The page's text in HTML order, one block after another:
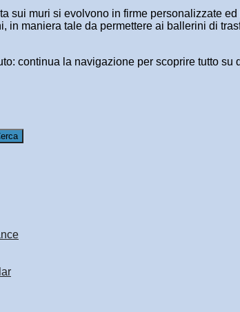
sui muri si evolvono in firme personalizzate
in maniera tale da permettere ai ballerini di
continua la navigazione per scoprire tutto su